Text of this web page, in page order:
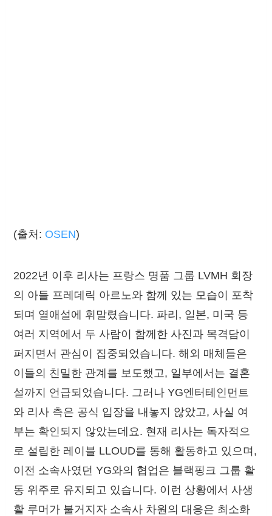
(출처: OSEN)
2022년 이후 리사는 프랑스 명품 그룹 LVMH 회장
의 아들 프레데릭 아르노와 함께 있는 모습이 포착
되며 열애설에 휘말렸습니다. 파리, 일본, 미국 등
여러 지역에서 두 사람이 함께한 사진과 목격담이
퍼지면서 관심이 집중되었습니다. 해외 매체들은
이들의 친밀한 관계를 보도했고, 일부에서는 결혼
설까지 언급되었습니다. 그러나 YG엔터테인먼트
와 리사 측은 공식 입장을 내놓지 않았고, 사실 여
부는 확인되지 않았는데요. 현재 리사는 독자적으
로 설립한 레이블 LLOUD를 통해 활동하고 있으며,
이전 소속사였던 YG와의 협업은 블랙핑크 그룹 활
동 위주로 유지되고 있습니다. 이런 상황에서 사생
활 루머가 불거지자 소속사 차원의 대응은 최소화